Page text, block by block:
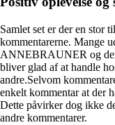
Samlet set er der en stor
kommentarerne. Mange
ANNEBRAUNER og
bliver glad af at handle
andre.Selvom
enkelt kommentar at der
Dette påvirker dog ikke
andre kommentarer.